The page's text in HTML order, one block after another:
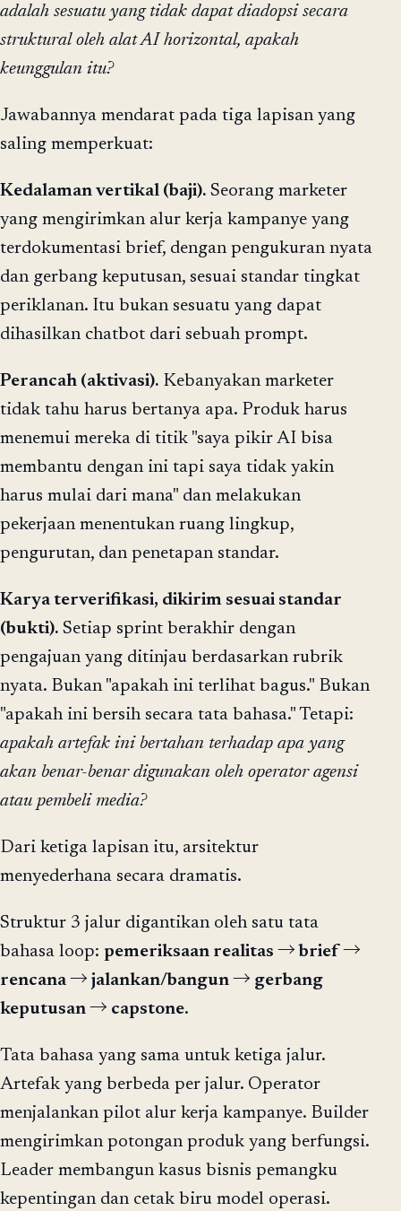
adalah sesuatu yang tidak dapat diadopsi secara
struktural oleh alat AI horizontal, apakah
keunggulan itu?
Jawabannya mendarat pada tiga lapisan yang
saling memperkuat:
Kedalaman vertikal (baji). Seorang marketer
yang mengirimkan alur kerja kampanye yang
terdokumentasi brief, dengan pengukuran nyata
dan gerbang keputusan, sesuai standar tingkat
periklanan. Itu bukan sesuatu yang dapat
dihasilkan chatbot dari sebuah prompt.
Perancah (aktivasi). Kebanyakan marketer
tidak tahu harus bertanya apa. Produk harus
menemui mereka di titik "saya pikir AI bisa
membantu dengan ini tapi saya tidak yakin
harus mulai dari mana" dan melakukan
pekerjaan menentukan ruang lingkup,
pengurutan, dan penetapan standar.
Karya terverifikasi, dikirim sesuai standar
(bukti). Setiap sprint berakhir dengan
pengajuan yang ditinjau berdasarkan rubrik
nyata. Bukan "apakah ini terlihat bagus." Bukan
"apakah ini bersih secara tata bahasa." Tetapi:
apakah artefak ini bertahan terhadap apa yang
akan benar-benar digunakan oleh operator agensi
atau pembeli media?
Dari ketiga lapisan itu, arsitektur
menyederhana secara dramatis.
Struktur 3 jalur digantikan oleh satu tata
bahasa loop: pemeriksaan realitas → brief →
rencana → jalankan/bangun → gerbang
keputusan → capstone.
Tata bahasa yang sama untuk ketiga jalur.
Artefak yang berbeda per jalur. Operator
menjalankan pilot alur kerja kampanye. Builder
mengirimkan potongan produk yang berfungsi.
Leader membangun kasus bisnis pemangku
kepentingan dan cetak biru model operasi.